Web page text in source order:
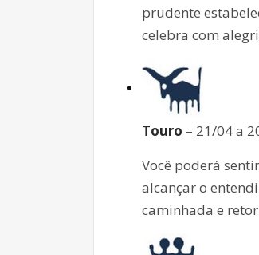
prudente
celebra com
Touro – 21/04 a
Você poderá
alcançar o
caminhada e